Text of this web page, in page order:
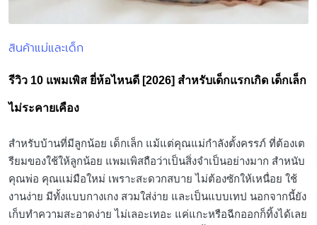
Posted
สินค้าแม่และเด็ก
รีวิว 10 แพมเพิส ยี่ห้อไหนดี [2026] สำหรับเด็กแรกเกิด เด็กเล็ก
ไม่ระคายเคือง
สำหรับบ้านที่มีลูกน้อย เด็กเล็ก แม้แต่คุณแม่กำลังตั้งครรภ์ ที่ต้องเต
รียมของใช้ให้ลูกน้อย แพมเพิสถือว่าเป็นสิ่งจำเป็นอย่างมาก สำหนับ
คุณพ่อ คุณแม่มือใหม่ เพราะสะดวกสบาย ไม่ต้องซักให้เหนื่อย ใช้
งานง่าย มีทั้งแบบกางเกง สวมใส่ง่าย และเป็นแบบเทป นอกจากนี้ยัง
เก็บทำความสะอาดง่าย ไม่เลอะเทอะ แค่แกะหรือฉีกออกก็ทิ้งได้เลย